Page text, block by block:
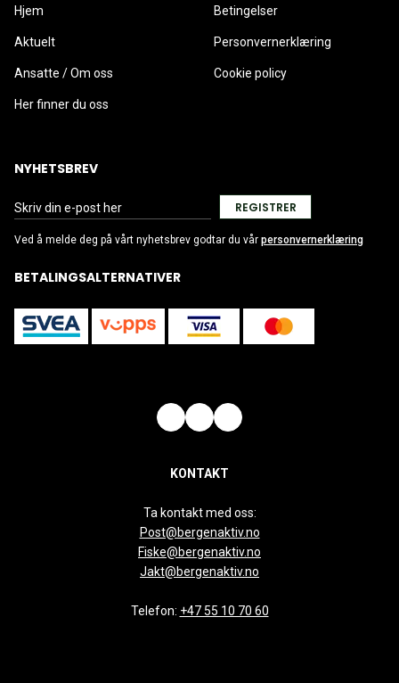
Hjem
Aktuelt
Ansatte / Om oss
Her finner du oss
Betingelser
Personvernerklæring
Cookie policy
NYHETSBREV
REGISTRER
Ved å melde deg på vårt nyhetsbrev godtar du vår personvernerklæring
BETALINGSALTERNATIVER
KONTAKT
Ta kontakt med oss:
Post@bergenaktiv.no
Fiske@bergenaktiv.no
Jakt@bergenaktiv.no
Telefon: +47 55 10 70 60